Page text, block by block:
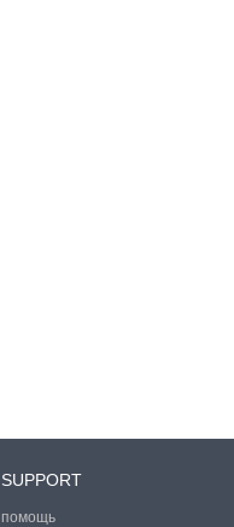
SUPPORT
помощь